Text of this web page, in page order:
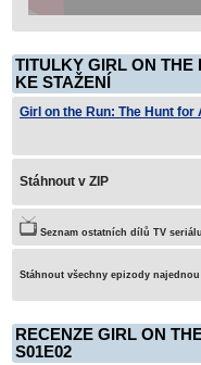
TITULKY GIRL ON THE
KE STAŽENÍ
Girl on the Run: The Hunt
Stáhnout v ZIP
Seznam ostatních dílů TV seriálu
Stáhnout všechny epizody
RECENZE GIRL ON
S01E02